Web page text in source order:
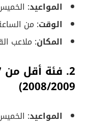
المواعيد:
الوقت: من الساعة 12:00 زوالًا إلى 14:00 بعد
المكان: ملاعب
2.
2008/2009)
المواعيد: